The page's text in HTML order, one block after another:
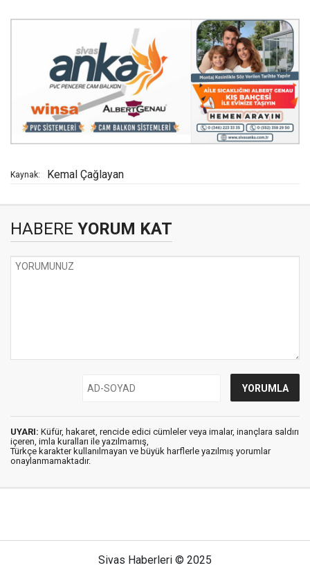
Kaynak: Kemal Çağlayan
HABERE YORUM KAT
UYARI: Küfür, hakaret, rencide edici cümleler veya imalar, inançlara saldırı
içeren, imla kuralları ile yazılmamış,
Türkçe karakter kullanılmayan ve büyük harflerle yazılmış yorumlar
onaylanmamaktadır.
Sivas Haberleri © 2025